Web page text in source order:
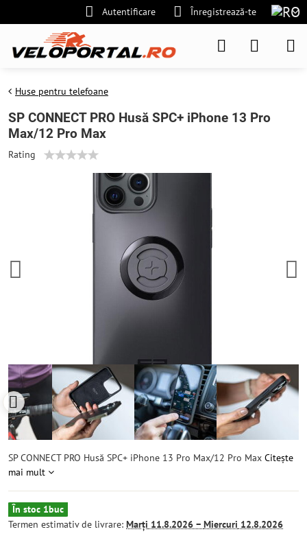
Autentificare Înregistrează-te
Huse pentru telefoane
SP CONNECT PRO Husă SPC+ iPhone 13 Pro
Max/12 Pro Max
Rating
SP CONNECT PRO Husă SPC+ iPhone 13 Pro Max/12 Pro Max Citește
mai mult
În stoc 1buc
Termen estimativ de livrare: Marți 11.8.2026 − Miercuri 12.8.2026